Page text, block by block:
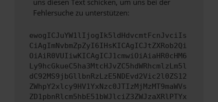
uns diesen Text schicken, um uns bei der
Fehlersuche zu unterstützen:
ewogICJuYW1lIjogIk5ldHdvcmtFcnJvciIs
CiAgImNvbmZpZyI6IHsKICAgICJtZXRob2Qi
OiAiR0VUIiwKICAgICJ1cmwiOiAiaHR0cHM6
Ly9hcGkueC5ha3MtcHJvZC5hdWRhcmlzLm5l
dC92MS9jbGllbnRzLzE5NDEvd2Vic2l0ZS12
ZWhpY2xlcy9HV1YxNzc0JTIzMjMzMT9maWVs
ZD1pbnRlcm5hbE51bWJlciZ3ZWJzaXRlPTYx